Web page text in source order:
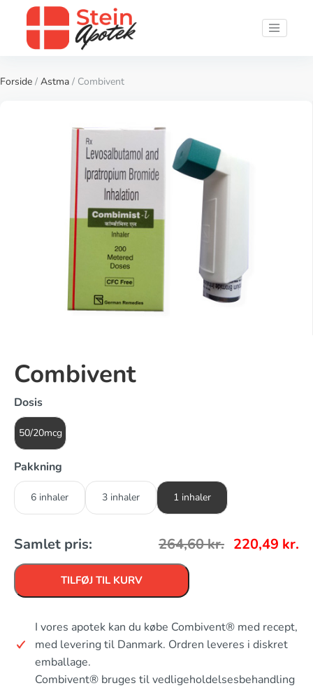
Forside / Astma / Combivent
Combivent
Dosis
50/20mcg
Pakkning
6 inhaler 3 inhaler 1 inhaler
Samlet pris: 264,60kr. 220,49 kr.
TILFØJ TIL KURV
I vores apotek kan du købe Combivent® med recept,
med levering til Danmark. Ordren leveres i diskret
emballage.
Combivent® bruges til vedligeholdelsesbehandling